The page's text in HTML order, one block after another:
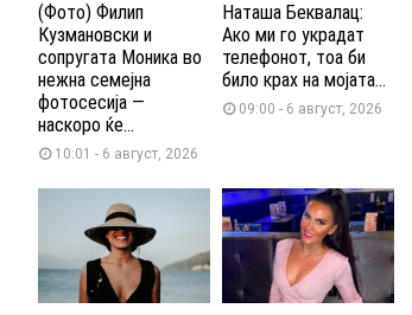
(Фото) Филип
Кузмановски и
сопругата Моника во
нежна семејна
фотосесија —
наскоро ќе...
10:01 - 6 август, 2026
Наташа Беквалац:
Ако ми го украдат
телефонот, тоа би
било крах на мојата...
09:00 - 6 август, 2026